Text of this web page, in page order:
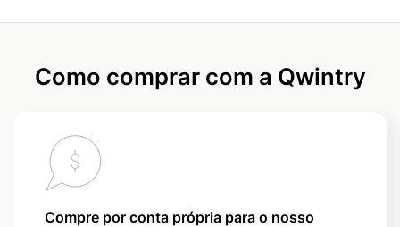
Como comprar com a Qwintry
Compre por conta própria para o nosso